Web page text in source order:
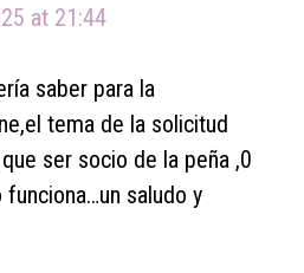
at 21:44
saber para la
tema de la solicitud
ser socio de la peña ,0
saludo y